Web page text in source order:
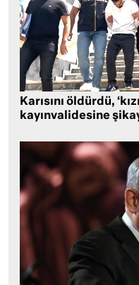
Karısını öldürdü,
kayınvalidesine